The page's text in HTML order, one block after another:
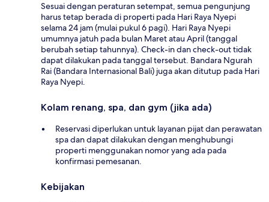
Sesuai dengan peraturan setempat, semua pengunjung
harus tetap berada di properti pada Hari Raya Nyepi
selama 24 jam (mulai pukul 6 pagi). Hari Raya Nyepi
umumnya jatuh pada bulan Maret atau April (tanggal
berubah setiap tahunnya). Check-in dan check-out tidak
dapat dilakukan pada tanggal tersebut. Bandara Ngurah
Rai (Bandara Internasional Bali) juga akan ditutup pada Hari
Raya Nyepi.
Kolam renang, spa, dan gym (jika ada)
Reservasi diperlukan untuk layanan pijat dan perawatan
spa dan dapat dilakukan dengan menghubungi
properti menggunakan nomor yang ada pada
konfirmasi pemesanan.
Kebijakan